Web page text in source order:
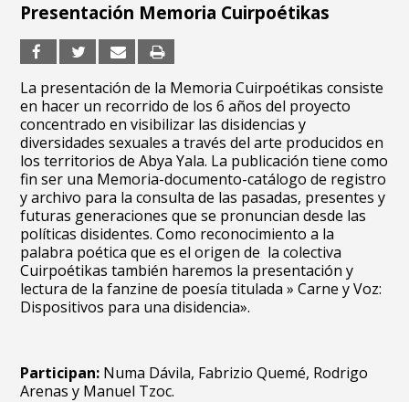
Presentación Memoria Cuirpoétikas
La presentación de la Memoria Cuirpoétikas consiste
en hacer un recorrido de los 6 años del proyecto
concentrado en visibilizar las disidencias y
diversidades sexuales a través del arte producidos en
los territorios de Abya Yala. La publicación tiene como
fin ser una Memoria-documento-catálogo de registro
y archivo para la consulta de las pasadas, presentes y
futuras generaciones que se pronuncian desde las
políticas disidentes. Como reconocimiento a la
palabra poética que es el origen de la colectiva
Cuirpoétikas también haremos la presentación y
lectura de la fanzine de poesía titulada » Carne y Voz:
Dispositivos para una disidencia».
Participan: Numa Dávila, Fabrizio Quemé, Rodrigo
Arenas y Manuel Tzoc.